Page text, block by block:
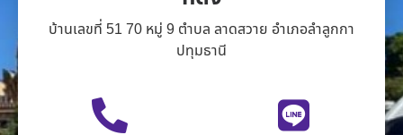
บ้านเลขที่ 51 70 หมู่ 9 ตำบล ลาดสวาย อำเภอลำลูกกา
ปทุมธานี